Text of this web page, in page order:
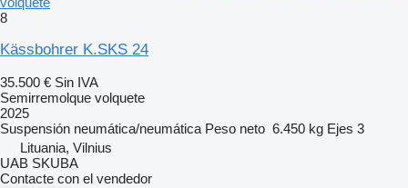
8
Kässbohrer K.SKS 24
35.500 € Sin IVA
Semirremolque volquete
2025
Suspensión neumática/neumática Peso neto 6.450 kg Ejes 3
Lituania, Vilnius
UAB SKUBA
Contacte con el vendedor